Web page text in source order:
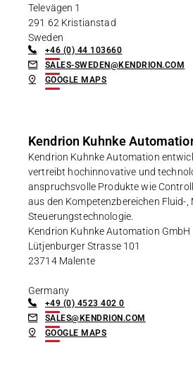
Televägen 1
291 62 Kristianstad
Sweden
+46 (0) 44 103660
SALES-SWEDEN@KENDRION.COM
GOOGLE MAPS
Kendrion Kuhnke
Kendrion Kuhnke Automation
vertreibt hochinnovative und
anspruchsvolle Produkte wie
aus den Kompetenzbereichen Fluid-,
Steuerungstechnologie.
Kendrion Kuhnke Automation GmbH
Lütjenburger Strasse 101
23714 Malente
Germany
+49 (0) 4523 402 0
SALES@KENDRION.COM
GOOGLE MAPS